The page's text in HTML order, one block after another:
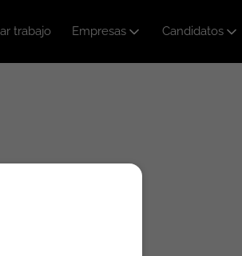
trabajo Empresas Candidatos